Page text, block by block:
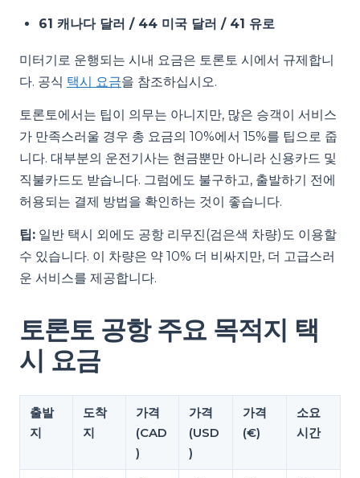
61 캐나다 달러 / 44 미국 달러 / 41 유로
미터기로 운행되는 시내 요금은 토론토 시에서 규제합니
다. 공식 택시 요금을 참조하십시오.
토론토에서는 팁이 의무는 아니지만, 많은 승객이 서비스
가 만족스러울 경우 총 요금의 10%에서 15%를 팁으로 줍
니다. 대부분의 운전기사는 현금뿐만 아니라 신용카드 및
직불카드도 받습니다. 그럼에도 불구하고, 출발하기 전에
허용되는 결제 방법을 확인하는 것이 좋습니다.
팁: 일반 택시 외에도 공항 리무진(검은색 차량)도 이용할
수 있습니다. 이 차량은 약 10% 더 비싸지만, 더 고급스러
운 서비스를 제공합니다.
토론토 공항 주요 목적지 택
시 요금
출발
지
도착
지
가격
(CAD
)
가격
(USD
)
가격
(€)
소요
시간